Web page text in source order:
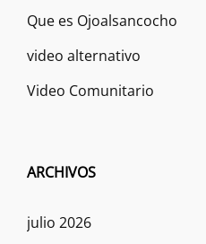
Que es Ojoalsancocho
video alternativo
Video Comunitario
ARCHIVOS
julio 2026